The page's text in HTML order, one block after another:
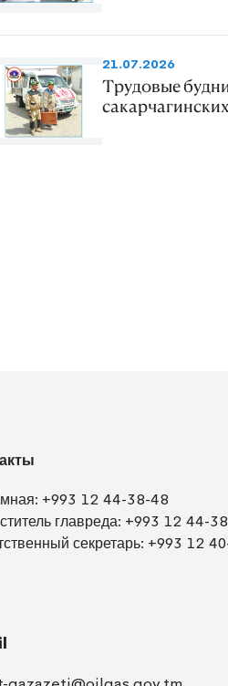
21.07.2026
Трудовые
+993 12 44-38-48
главреда: +993 12 44-
секретарь: +993 12